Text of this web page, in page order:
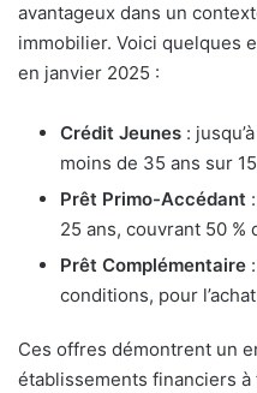
avantageux dans un
immobilier. Voici quelques
en janvier 2025 :
Crédit Jeunes : jusqu’à
moins de 35 ans sur
Prêt Primo-Accédant
25 ans, couvrant 50 %
Prêt Complémentaire
conditions, pour
Ces offres démontrent un
établissements financiers à